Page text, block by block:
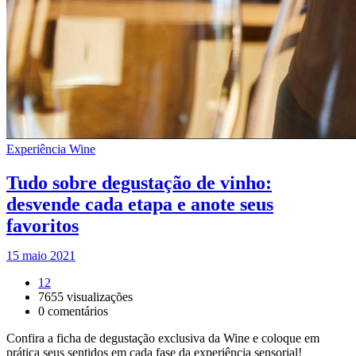
Experiência Wine
Tudo sobre degustação de vinho:
desvende cada etapa e anote seus
favoritos
15 maio 2021
12
7655 visualizações
0 comentários
Confira a ficha de degustação exclusiva da Wine e coloque em
prática seus sentidos em cada fase da experiência sensorial!